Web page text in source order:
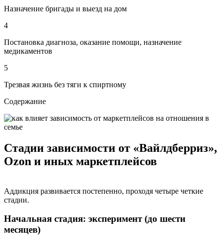
Назначение бригады и выезд на дом
4
Постановка диагноза, оказание помощи, назначение
медикаментов
5
Трезвая жизнь без тяги к спиртному
Содержание
Стадии зависимости от «Вайлдберриз»,
Ozon и иных маркетплейсов
Аддикция развивается постепенно, проходя четыре четкие
стадии.
Начальная стадия: эксперимент (до шести
месяцев)